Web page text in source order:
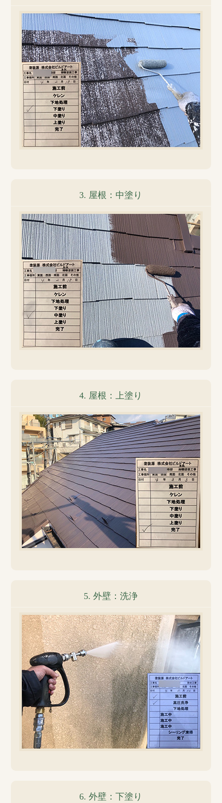
3. 屋根：中塗り
4. 屋根：上塗り
5. 外壁：洗浄
6. 外壁：下塗り